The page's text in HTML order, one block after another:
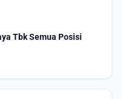
Tbk Semua Posisi